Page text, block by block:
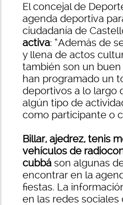
El concejal de
agenda deportiva
ciudadanía de
activa: “Además de
y llena de actos
también son un
han programado un
deportivos a lo largo
algún tipo de
como participante o
Billar, ajedrez, tenis
vehículos de
cubbá son algunas
encontrar en la
fiestas. La
en las redes sociales